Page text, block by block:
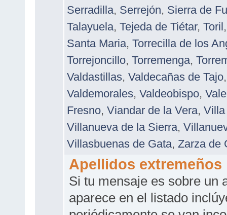
Serradilla, Serrejón, Sierra de
Talayuela, Tejeda de Tiétar, Toril
Santa Maria, Torrecilla de los
Torrejoncillo, Torremenga,
Valdastillas, Valdecañas de Tajo
Valdemorales, Valdeobispo,
Fresno, Viandar de la Vera,
Villanueva de la Sierra,
Villasbuenas de Gata, Zarza de
Apellidos extremeños
Si tu mensaje es sobre un
aparece en el listado